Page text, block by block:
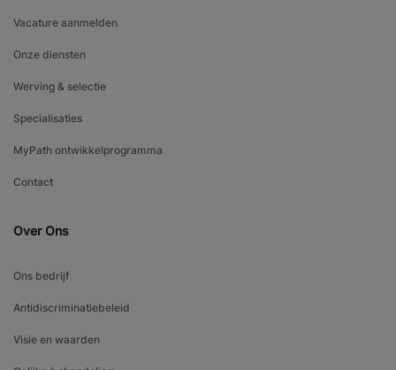
Vacature aanmelden
Onze diensten
Werving & selectie
Specialisaties
MyPath ontwikkelprogramma
Contact
Over Ons
Ons bedrijf
Antidiscriminatiebeleid
Visie en waarden